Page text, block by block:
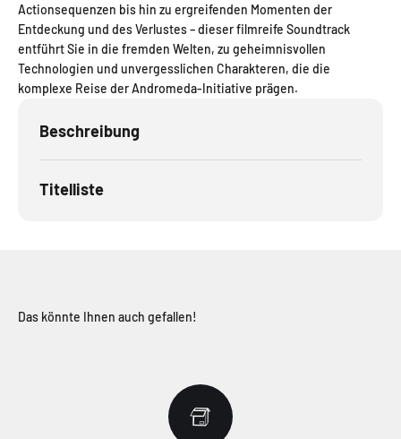
Actionsequenzen bis hin zu ergreifenden Momenten der
Entdeckung und des Verlustes – dieser filmreife Soundtrack
entführt Sie in die fremden Welten, zu geheimnisvollen
Technologien und unvergesslichen Charakteren, die die
komplexe Reise der Andromeda-Initiative prägen.
Beschreibung
Titelliste